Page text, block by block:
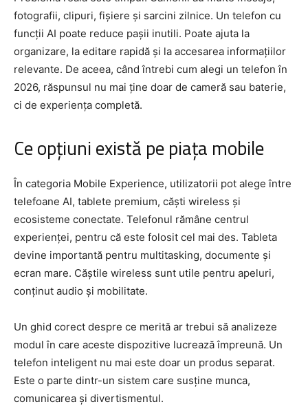
fotografii, clipuri, fișiere și sarcini zilnice. Un telefon cu
funcții AI poate reduce pașii inutili. Poate ajuta la
organizare, la editare rapidă și la accesarea informațiilor
relevante. De aceea, când întrebi cum alegi un telefon în
2026, răspunsul nu mai ține doar de cameră sau baterie,
ci de experiența completă.
Ce opțiuni există pe piața mobile
În categoria Mobile Experience, utilizatorii pot alege între
telefoane AI, tablete premium, căști wireless și
ecosisteme conectate. Telefonul rămâne centrul
experienței, pentru că este folosit cel mai des. Tableta
devine importantă pentru multitasking, documente și
ecran mare. Căștile wireless sunt utile pentru apeluri,
conținut audio și mobilitate.
Un ghid corect despre ce merită ar trebui să analizeze
modul în care aceste dispozitive lucrează împreună. Un
telefon inteligent nu mai este doar un produs separat.
Este o parte dintr-un sistem care susține munca,
comunicarea și divertismentul.